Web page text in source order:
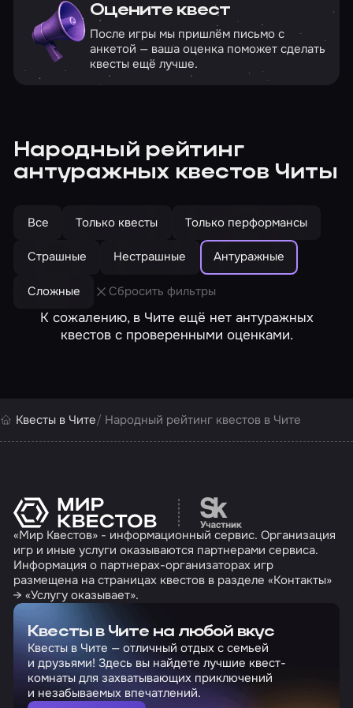
Оцените квест
После игры мы пришлём письмо с
анкетой — ваша оценка поможет сделать
квесты ещё лучше.
Народный рейтинг
антуражных квестов Читы
Все Только квесты Только перформансы
Страшные Нестрашные Антуражные
Сложные Сбросить фильтры
К сожалению, в Чите ещё нет антуражных
квестов с проверенными оценками.
Квесты в Чите Народный рейтинг квестов в Чите
Перейти на сайт
«Мир Квестов» - информационный сервис. Организация
игр и иные услуги оказываются партнерами сервиса.
Информация о партнерах-организаторах игр
размещена на страницах квестов в разделе «Контакты»
→ «Услугу оказывает».
Квесты в Чите на любой вкус
Квесты в Чите — отличный отдых с семьей
и друзьями! Здесь вы найдете лучшие квест-
комнаты для захватывающих приключений
и незабываемых впечатлений.